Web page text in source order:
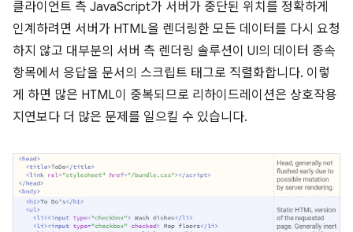
클라이언트 측 JavaScript가 서버가 중단된 위치를 정확하게
인계하려면 서버가 HTML을 렌더링한 모든 데이터를 다시 요청
하지 않고 대부분의 서버 측 렌더링 솔루션이 UI의 데이터 종속
항목에서 응답을 문서의 스크립트 태그로 직렬화합니다. 이렇
게 하면 많은 HTML이 중복되므로 리하이드레이션은 상호작용
지연보다 더 많은 문제를 일으킬 수 있습니다.